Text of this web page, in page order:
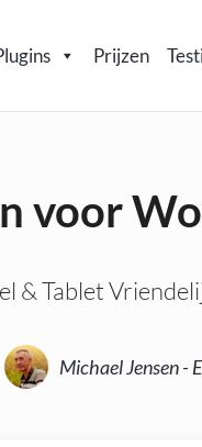
Prijzen
voor
& Tablet
Michael Jensen -